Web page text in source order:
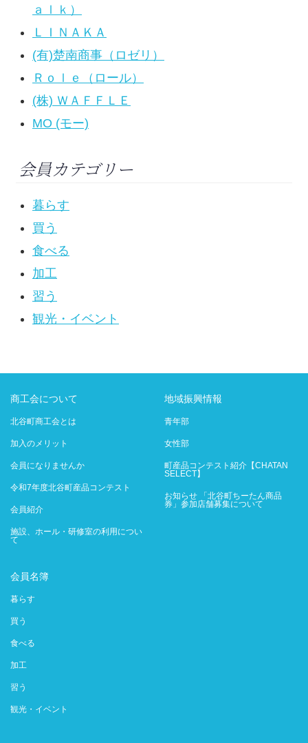
ａｌｋ）
ＬＩＮＡＫＡ
(有)楚南商事（ロゼリ）
Ｒｏｌｅ（ロール）
(株) ＷＡＦＦＬＥ
MO (モー)
会員カテゴリー
暮らす
買う
食べる
加工
習う
観光・イベント
商工会について
北谷町商工会とは
加入のメリット
会員になりませんか
令和7年度北谷町産品コンテスト
会員紹介
施設、ホール・研修室の利用につい
て
地域振興情報
青年部
女性部
町産品コンテスト紹介【CHATAN
SELECT】
お知らせ 「北谷町ちーたん商品
券」参加店舗募集について
会員名簿
暮らす
買う
食べる
加工
習う
観光・イベント